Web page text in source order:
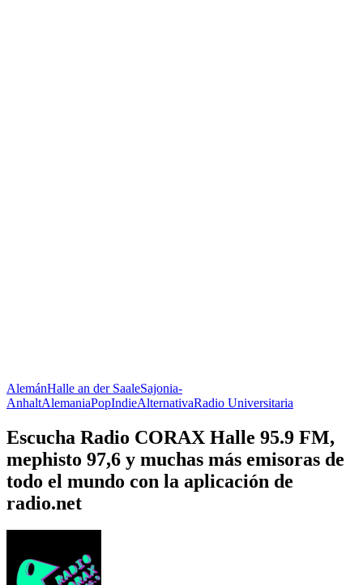
AlemánHalle an der SaaleSajonia-
AnhaltAlemaniaPopIndieAlternativaRadio Universitaria
Escucha Radio CORAX Halle 95.9 FM,
mephisto 97,6 y muchas más emisoras de
todo el mundo con la aplicación de
radio.net